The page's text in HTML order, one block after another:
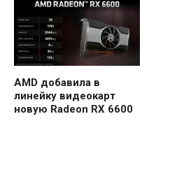
AMD добавила в
линейку видеокарт
новую Radeon RX 6600